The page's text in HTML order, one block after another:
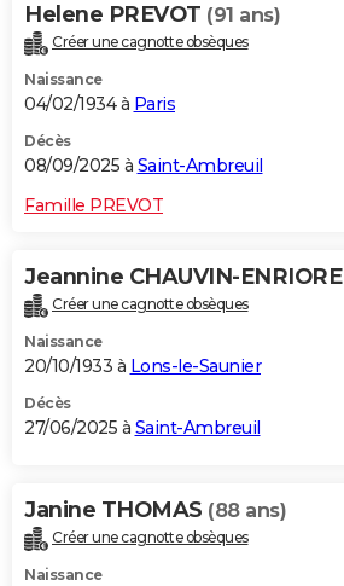
Helene PREVOT (91 ans)
Créer une cagnotte obsèques
Naissance
04/02/1934 à Paris
Décès
08/09/2025 à Saint-Ambreuil
Famille PREVOT
Jeannine CHAUVIN-ENRIORE
Créer une cagnotte obsèques
Naissance
20/10/1933 à Lons-le-Saunier
Décès
27/06/2025 à Saint-Ambreuil
Janine THOMAS (88 ans)
Créer une cagnotte obsèques
Naissance